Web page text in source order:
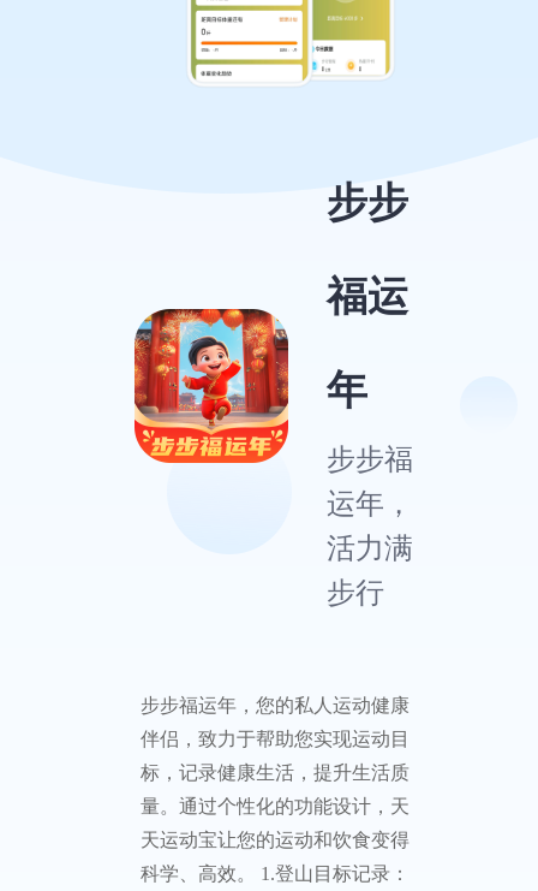
步步
福运
年
步步福
运年，
活力满
步行
步步福运年，您的私人运动健康
伴侣，致力于帮助您实现运动目
标，记录健康生活，提升生活质
量。通过个性化的功能设计，天
天运动宝让您的运动和饮食变得
科学、高效。 1.登山目标记录：